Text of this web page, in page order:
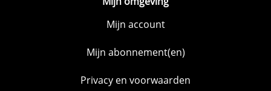
Mijn account
Mijn abonnement(en)
Privacy en voorwaarden